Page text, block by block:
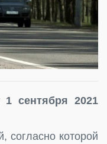
1 сентября 2021
согласно которой